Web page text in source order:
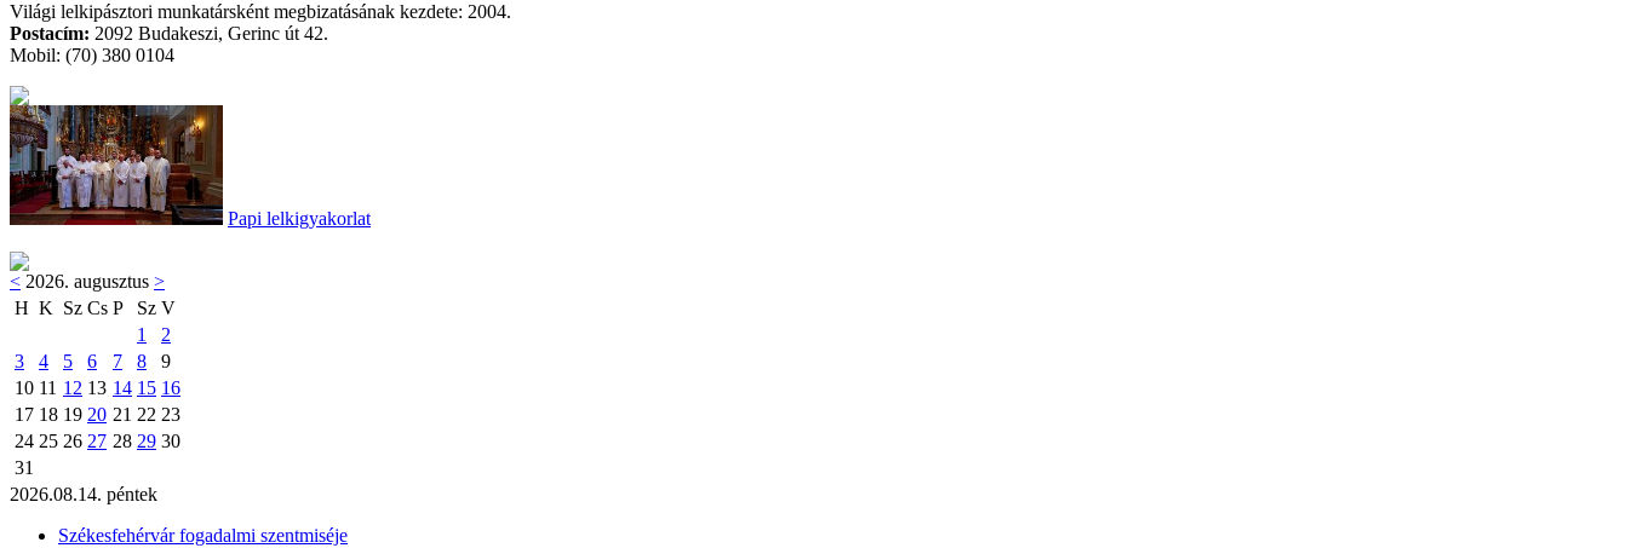
Világi lelkipásztori munkatársként megbizatásának kezdete: 2004.
Postacím: 2092 Budakeszi, Gerinc út 42.
Mobil: (70) 380 0104
Papi lelkigyakorlat
< 2026. augusztus >
H K Sz Cs P Sz V
1
2
3
4 5 6 7 8
9
10 11 12 13 14 15 16
17 18 19 20 21 22 23
24 25 26 27 28 29 30
31
2026.08.14. péntek
Székesfehérvár fogadalmi szentmiséje